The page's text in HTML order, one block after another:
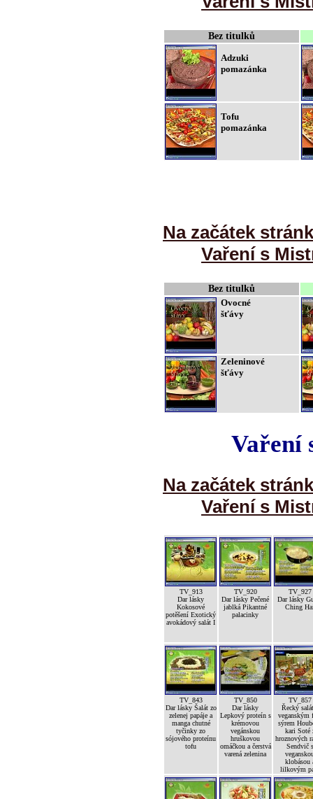
Bez titulků
Adzuki
pomazánka
Tofu
pomazánka
Na začátek
Vaření s
Bez titulků
Ovocné
šťávy
Zeleninové
šťávy
Vaření
Na začátek
Vaření s
TV_913
Dar lásky
Kokosové
potěšení Exotický
avokádový salát I
TV_920
Dar lásky Pečené
jablká Pikantné
palacinky
TV_927
Dar lásky
Ching
TV_843
Dar lásky Šalát zo
zelenej papáje a
manga chutné
tyčinky zo
sójového proteínu
tofu
TV_850
Dar lásky
Lepkový proteín s
krémovou
vegánskou
hruškovou
omáčkou a čerstvá
varená zelenina
TV_857
Řecký
veganským
sýrem
kari Soté
hroznových
Sendvič s
klobásou
lilkovým